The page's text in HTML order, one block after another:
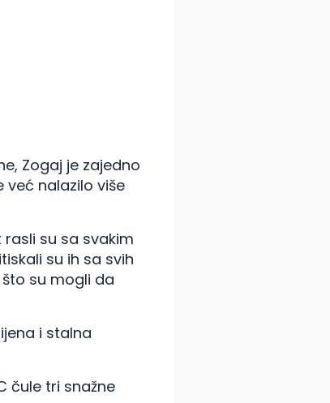
Zogaj je zajedno
već nalazilo više
su sa svakim
su ih sa svih
su mogli da
i stalna
čule tri snažne